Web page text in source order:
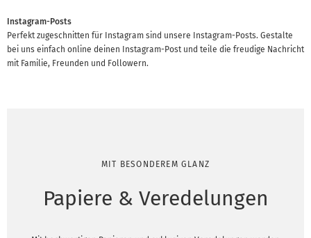
Instagram-Posts
Perfekt zugeschnitten für Instagram sind unsere Instagram-Posts. Gestalte
bei uns einfach online deinen Instagram-Post und teile die freudige Nachricht
mit Familie, Freunden und Followern.
MIT BESONDEREM GLANZ
Papiere & Veredelungen